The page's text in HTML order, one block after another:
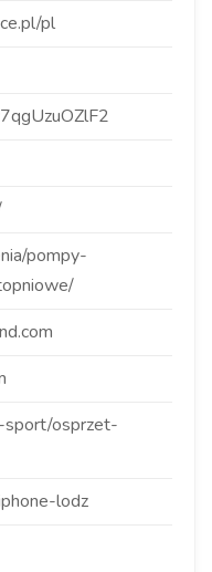
pl
pompy-
sport/osprzet-
lodz